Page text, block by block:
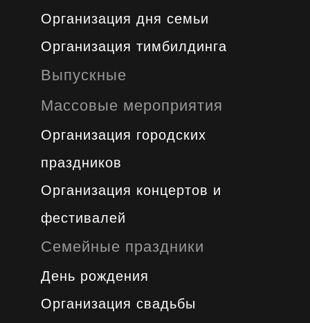
Организация дня семьи
Организация тимбилдинга
Выпускные
Массовые мероприятия
Организация городских
праздников
Организация концертов и
фестивалей
Семейные праздники
День рождения
Организация свадьбы